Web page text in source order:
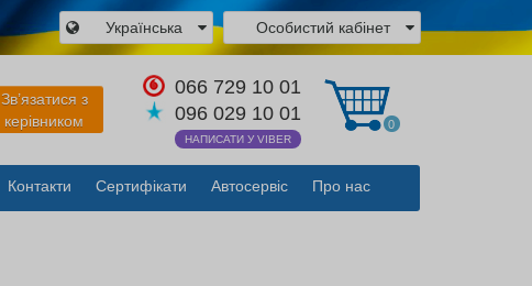
Особистий кабінет
Українська
Зв’язатися з
керівником
066 729 10 01
096 029 10 01
НАПИСАТИ У VIBER
0
Контакти Сертифікати Автосервіс Про нас
×
Закрити